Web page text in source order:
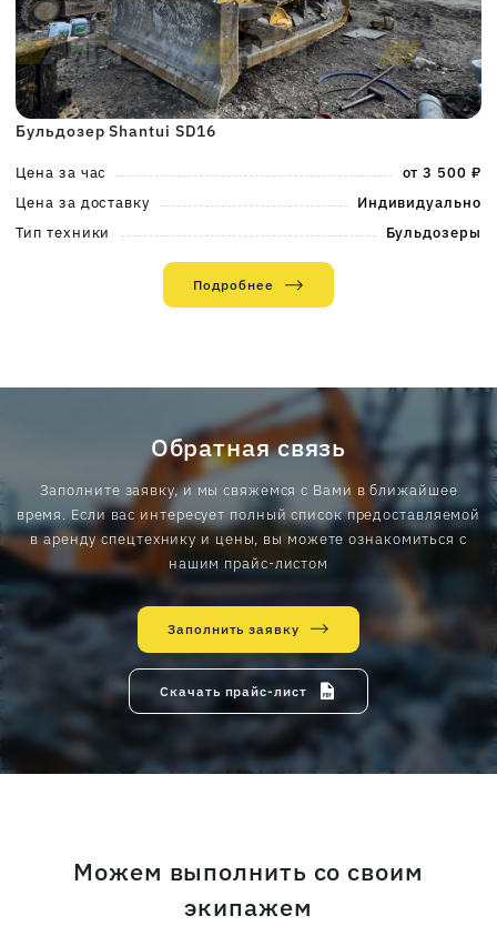
Бульдозер Shantui SD16
Цена за час
от 3 500 ₽
Цена за доставку
Индивидуально
Тип техники
Бульдозеры
Подробнее
Обратная связь
Заполните заявку, и мы свяжемся с Вами в ближайшее
время. Если вас интересует полный список предоставляемой
в аренду спецтехнику и цены, вы можете ознакомиться с
нашим прайс-листом
Заполнить заявку
Скачать прайс-лист
Можем выполнить со своим
экипажем